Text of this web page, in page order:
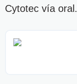
Cytotec vía oral.